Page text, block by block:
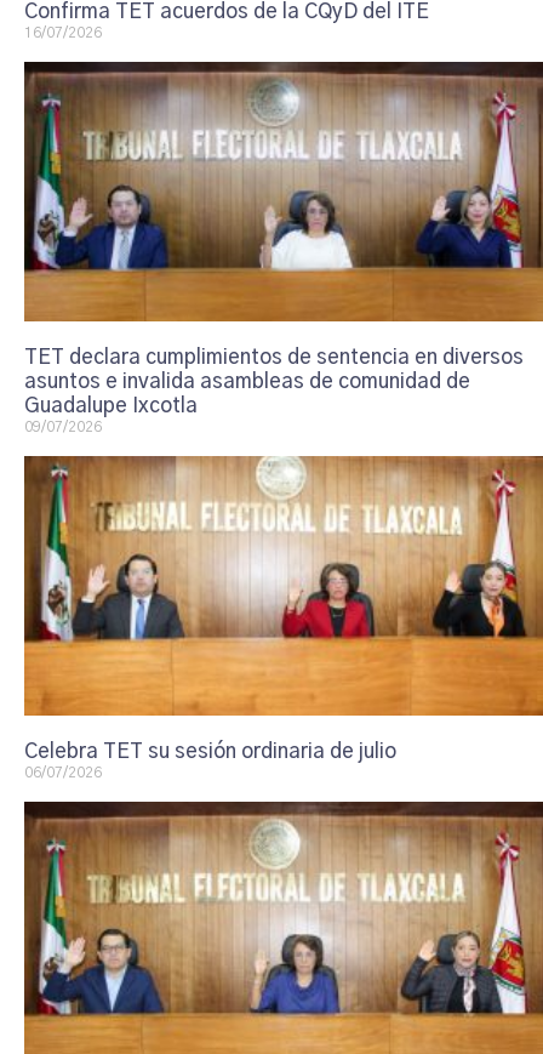
Confirma TET acuerdos de la CQyD del ITE
16/07/2026
TET declara cumplimientos de sentencia en diversos
asuntos e invalida asambleas de comunidad de
Guadalupe Ixcotla
09/07/2026
Celebra TET su sesión ordinaria de julio
06/07/2026